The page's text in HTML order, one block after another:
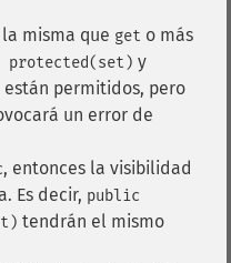
misma que get o más
protected(set) y
están permitidos, pero
un error de
, entonces la visibilidad
Es decir, public
tendrán el mismo